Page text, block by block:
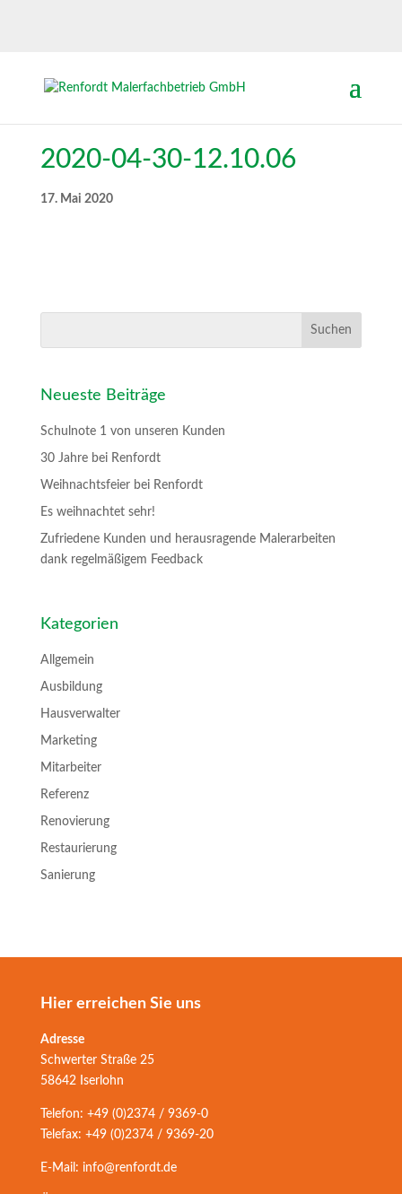
2020-04-30-12.10.06
17. Mai 2020
Neueste Beiträge
Schulnote 1 von unseren Kunden
30 Jahre bei Renfordt
Weihnachtsfeier bei Renfordt
Es weihnachtet sehr!
Zufriedene Kunden und herausragende Malerarbeiten
dank regelmäßigem Feedback
Kategorien
Allgemein
Ausbildung
Hausverwalter
Marketing
Mitarbeiter
Referenz
Renovierung
Restaurierung
Sanierung
Hier erreichen Sie uns
Adresse
Schwerter Straße 25
58642 Iserlohn
Telefon: +49 (0)2374 / 9369-0
Telefax: +49 (0)2374 / 9369-20
E-Mail: info@renfordt.de